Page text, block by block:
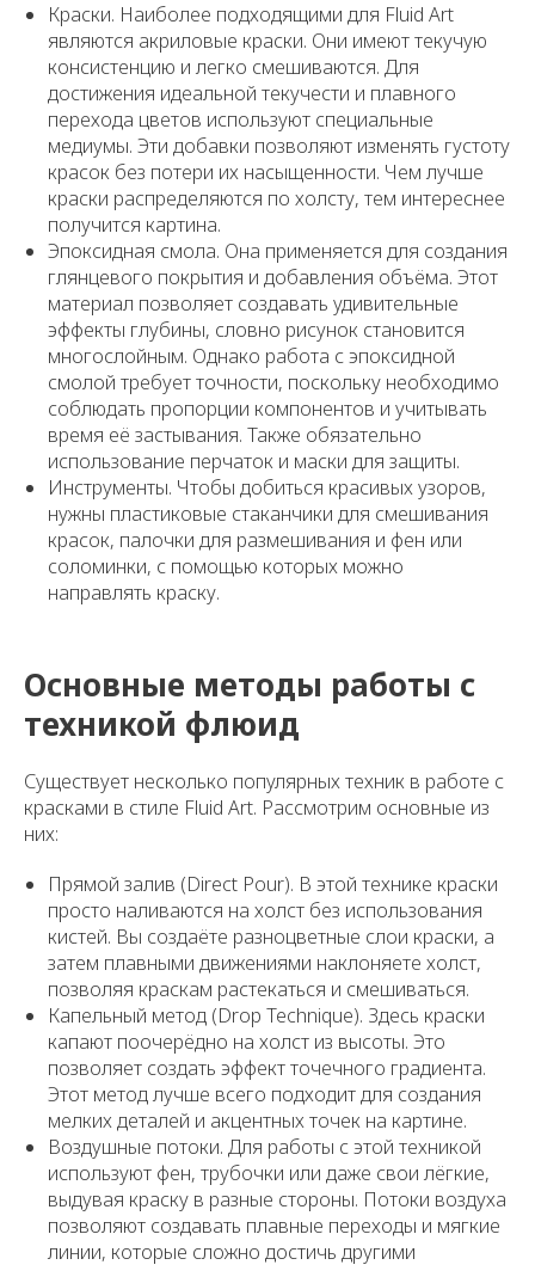
Краски. Наиболее подходящими для Fluid Art
являются акриловые краски. Они имеют текучую
консистенцию и легко смешиваются. Для
достижения идеальной текучести и плавного
перехода цветов используют специальные
медиумы. Эти добавки позволяют изменять густоту
красок без потери их насыщенности. Чем лучше
краски распределяются по холсту, тем интереснее
получится картина.
Эпоксидная смола. Она применяется для создания
глянцевого покрытия и добавления объёма. Этот
материал позволяет создавать удивительные
эффекты глубины, словно рисунок становится
многослойным. Однако работа с эпоксидной
смолой требует точности, поскольку необходимо
соблюдать пропорции компонентов и учитывать
время её застывания. Также обязательно
использование перчаток и маски для защиты.
Инструменты. Чтобы добиться красивых узоров,
нужны пластиковые стаканчики для смешивания
красок, палочки для размешивания и фен или
соломинки, с помощью которых можно
направлять краску.
Основные методы работы с
техникой флюид
Существует несколько популярных техник в работе с
красками в стиле Fluid Art. Рассмотрим основные из
них:
Прямой залив (Direct Pour). В этой технике краски
просто наливаются на холст без использования
кистей. Вы создаёте разноцветные слои краски, а
затем плавными движениями наклоняете холст,
позволяя краскам растекаться и смешиваться.
Капельный метод (Drop Technique). Здесь краски
капают поочерёдно на холст из высоты. Это
позволяет создать эффект точечного градиента.
Этот метод лучше всего подходит для создания
мелких деталей и акцентных точек на картине.
Воздушные потоки. Для работы с этой техникой
используют фен, трубочки или даже свои лёгкие,
выдувая краску в разные стороны. Потоки воздуха
позволяют создавать плавные переходы и мягкие
линии, которые сложно достичь другими